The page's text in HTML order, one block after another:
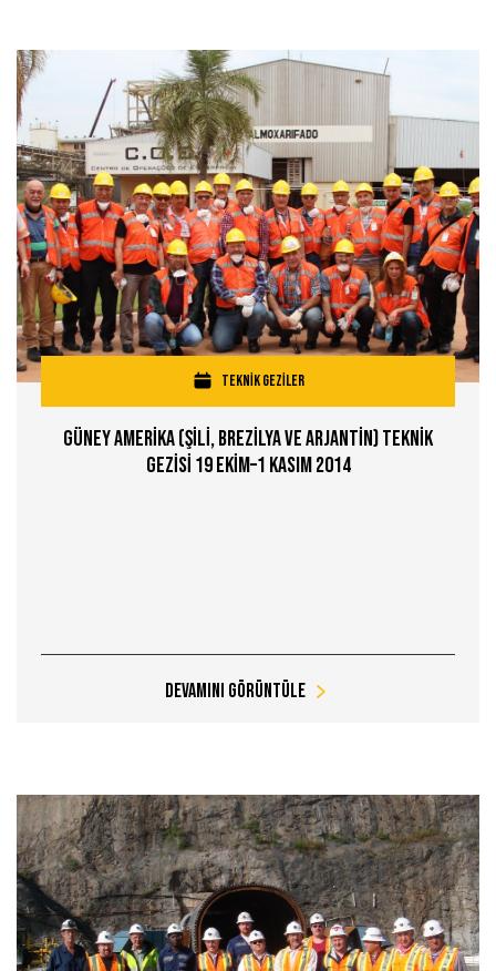
TEKNİK GEZİLER
Güney Amerİka (Şİlİ, Brezİlya ve Arjantİn) Teknİk
Gezİsİ 19 Ekİm–1 Kasım 2014
Devamını Görüntüle